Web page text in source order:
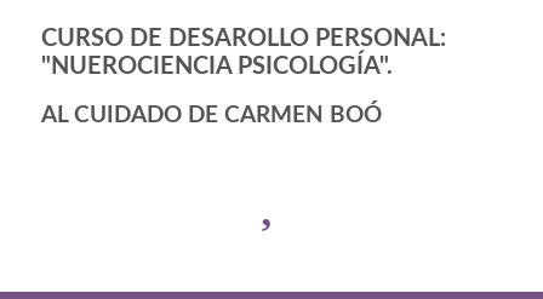
CURSO DE DESAROLLO PERSONAL:
"NUEROCIENCIA PSICOLOGÍA".
AL CUIDADO DE CARMEN BOÓ